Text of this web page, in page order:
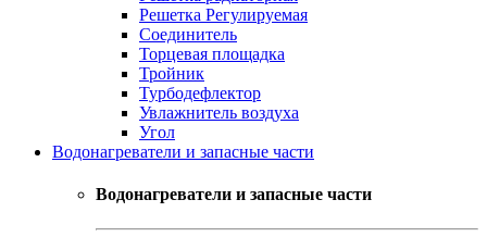
Решетка Регулируемая
Соединитель
Торцевая площадка
Тройник
Турбодефлектор
Увлажнитель воздуха
Угол
Водонагреватели и запасные части
Водонагреватели и запасные части